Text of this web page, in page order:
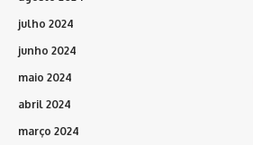
julho 2024
junho 2024
maio 2024
abril 2024
março 2024